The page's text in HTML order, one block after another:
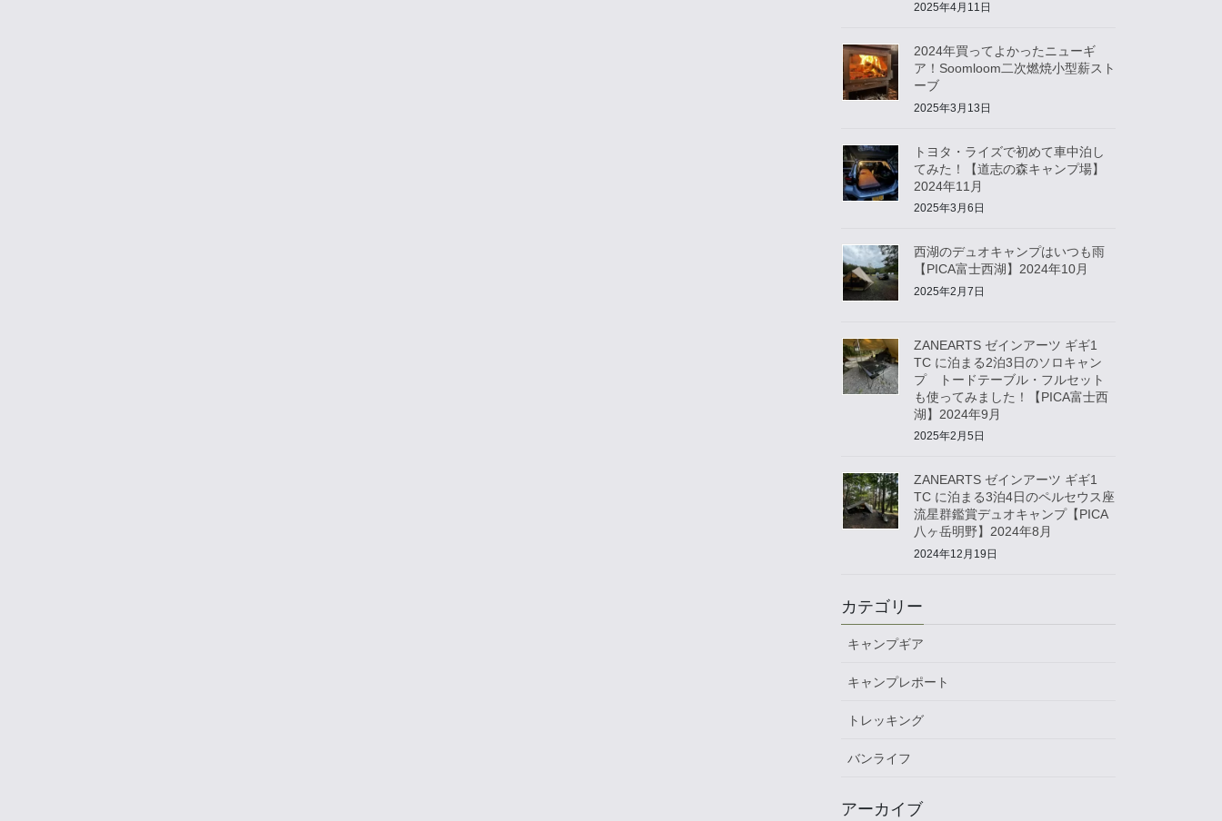
2025年4月11日
2024年買ってよかったニューギ
ア！Soomloom二次燃焼小型薪スト
ーブ
2025年3月13日
トヨタ・ライズで初めて車中泊し
てみた！【道志の森キャンプ場】
2024年11月
2025年3月6日
西湖のデュオキャンプはいつも雨
【PICA富士西湖】2024年10月
2025年2月7日
ZANEARTS ゼインアーツ ギギ1
TC に泊まる2泊3日のソロキャン
プ トードテーブル・フルセット
も使ってみました！【PICA富士西
湖】2024年9月
2025年2月5日
ZANEARTS ゼインアーツ ギギ1
TC に泊まる3泊4日のペルセウス座
流星群鑑賞デュオキャンプ【PICA
八ヶ岳明野】2024年8月
2024年12月19日
カテゴリー
キャンプギア
キャンプレポート
トレッキング
バンライフ
アーカイブ